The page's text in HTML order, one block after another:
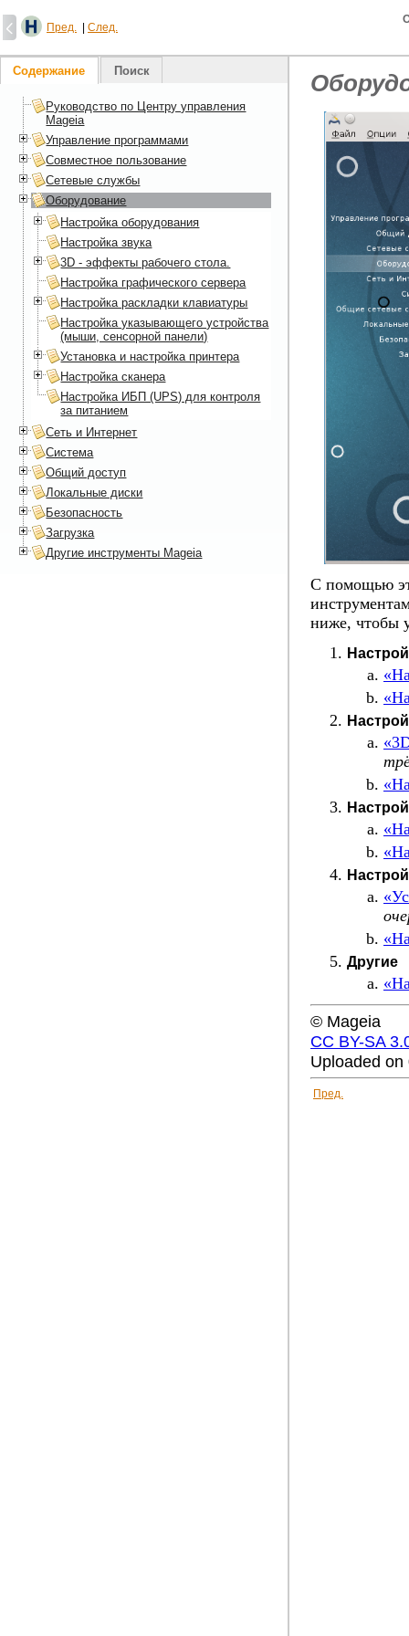
Пред. След.
С помощью
ниже, чтобы
Другие
© Mageia
CC BY-SA
Uploaded
Пред.
Содержание Поиск
Руководство по Центру управления
Mageia
Управление программами
Совместное пользование
Сетевые службы
Оборудование
Настройка оборудования
Настройка звука
3D - эффекты рабочего стола.
Настройка графического сервера
Настройка раскладки клавиатуры
Настройка указывающего устройства
(мыши, сенсорной панели)
Установка и настройка принтера
Настройка сканера
Настройка ИБП (UPS) для контроля
за питанием
Сеть и Интернет
Система
Общий доступ
Локальные диски
Безопасность
Загрузка
Другие инструменты Mageia